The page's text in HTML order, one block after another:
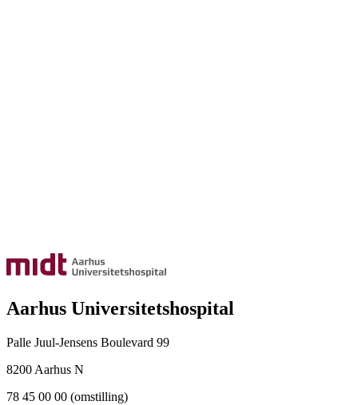
Aarhus Universitetshospital
Palle Juul-Jensens Boulevard 99
8200 Aarhus N
78 45 00 00 (omstilling)